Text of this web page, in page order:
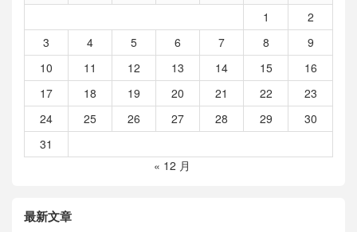
1
2
3
4 5 6 7 8
9
10
11 12 13 14 15
16
17
18 19 20 21 22
23
24
25 26 27 28 29
30
31
« 12 月
最新文章